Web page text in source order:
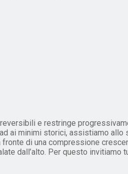
e restringe
ai minimi storici, assistiamo
di una compressione
dall’alto. Per questo invitiamo